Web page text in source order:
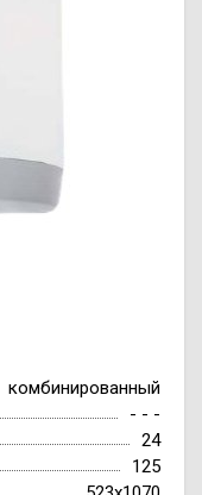
комбинированный
- - -
24
125